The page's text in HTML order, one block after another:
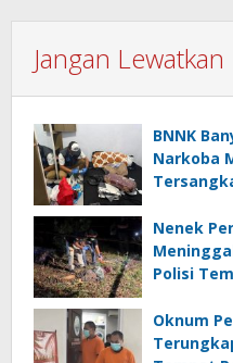
Jangan Lewatkan
BNNK
Narkoba
Nenek
Polisi
Oknum